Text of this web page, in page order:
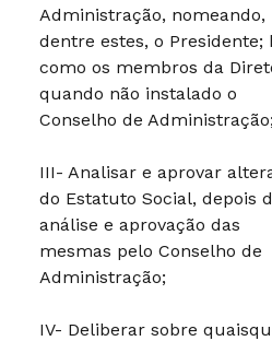
Administração, nomeando,
dentre estes, o Presidente;
como os membros da
quando não instalado o
Conselho de
III- Analisar e aprovar
do Estatuto Social, depois
análise e aprovação das
mesmas pelo Conselho de
Administração;
IV- Deliberar sobre